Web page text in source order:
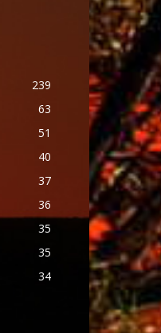
239
63
51
40
37
36
35
35
34